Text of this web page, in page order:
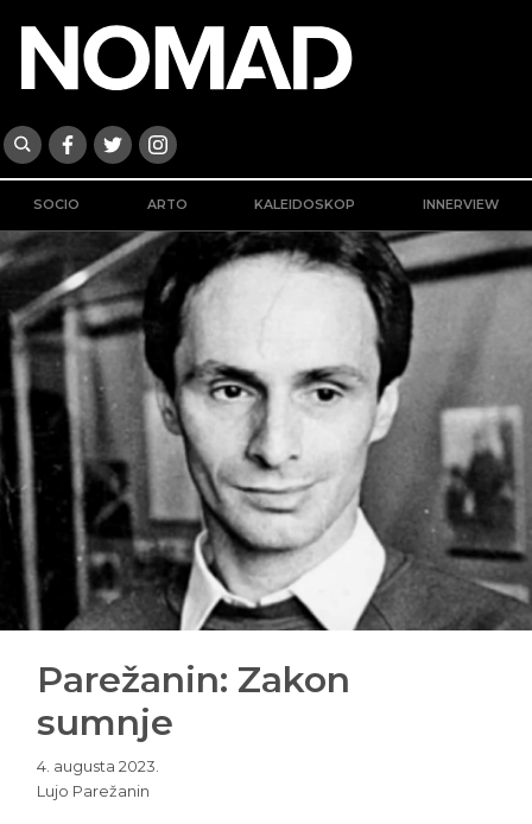
SOCIO ARTO KALEIDOSKOP INNERVIEW
Parežanin: Zakon
sumnje
4. augusta 2023.
Lujo Parežanin